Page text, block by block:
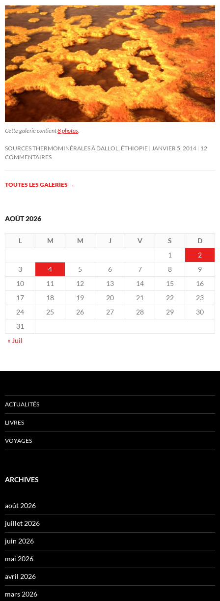
Cette galerie contient8 photos.
SOURCES THERMOMINÉRALES À DALLOL, ÉTHIOPIE JANVIER 5, 2014 12
COMMENTAIRES
TOUTES LES GALERIES →
AOÛT 2026
L M M J V S
D
1
2
3
4 5 6 7 8
9
10
11 12 13 14 15
16
17
18 19 20 21 22
23
24
25 26 27 28 29
30
31
« Juil
ACTUALITÉS
LIVRES
VOYAGES
ARCHIVES
août 2026
juillet 2026
juin 2026
mai 2026
avril 2026
mars 2026